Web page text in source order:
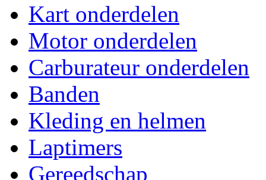
Kart onderdelen
Motor onderdelen
Carburateur onderdelen
Banden
Kleding en helmen
Laptimers
Gereedschap